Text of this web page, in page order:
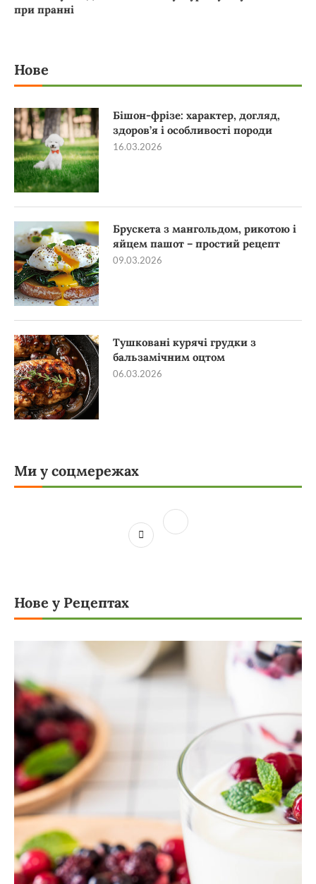
при пранні
Нове
Бішон-фрізе: характер, догляд,
здоров’я і особливості породи
16.03.2026
Брускета з мангольдом, рикотою і
яйцем пашот – простий рецепт
09.03.2026
Тушковані курячі грудки з
бальзамічним оцтом
06.03.2026
Ми у соцмережах
Нове у Рецептах